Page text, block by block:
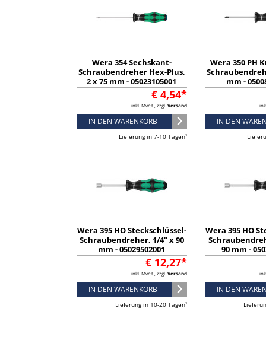
Wera 354 Sechskant-
Schraubendreher Hex-Plus,
2 x 75 mm - 05023105001
€ 4,54*
inkl. MwSt., zzgl. Versand
IN DEN WARENKORB
Lieferung in 7-10 Tagen¹
Wera 350 PH
mm -
IN DEN
Wera 395 HO Steckschlüssel-
Schraubendreher, 1/4" x 90
mm - 05029502001
€ 12,27*
inkl. MwSt., zzgl. Versand
IN DEN WARENKORB
Lieferung in 10-20 Tagen¹
Wera 395 HO
90 mm -
IN DEN